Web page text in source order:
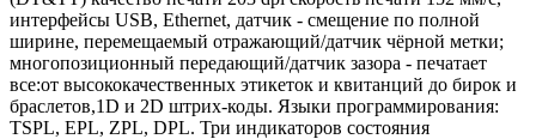
интерфейсы USB, Ethernet, датчик - смещение по полной
ширине, перемещаемый отражающий/датчик чёрной метки;
многопозиционный передающий/датчик зазора - печатает
все:от высококачественных этикеток и квитанций до бирок и
браслетов,1D и 2D штрих-коды. Языки программирования:
TSPL, EPL, ZPL, DPL. Три индикаторов состояния